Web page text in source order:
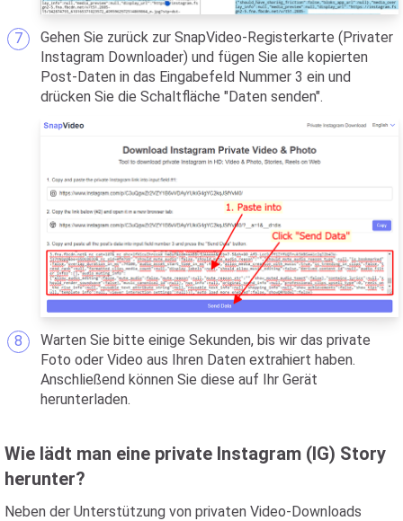
Gehen Sie zurück zur SnapVideo-Registerkarte (Privater
Instagram Downloader) und fügen Sie alle kopierten
Post-Daten in das Eingabefeld Nummer 3 ein und
drücken Sie die Schaltfläche "Daten senden".
Warten Sie bitte einige Sekunden, bis wir das private
Foto oder Video aus Ihren Daten extrahiert haben.
Anschließend können Sie diese auf Ihr Gerät
herunterladen.
Wie lädt man eine private Instagram (IG) Story
herunter?
Neben der Unterstützung von privaten Video-Downloads